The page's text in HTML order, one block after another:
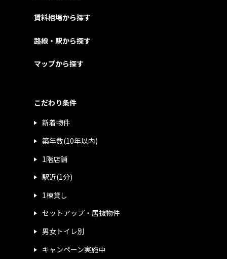
賃料相場から探す
路線・駅から探す
マップから探す
こだわり条件
新着物件
築年数(10年以内)
1階店舗
駅近(1分)
1棟貸し
セットアップ・居抜物件
男女トイレ別
キャンペーン実施中